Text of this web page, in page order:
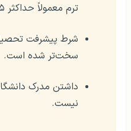
ترم معمولاً حداکثر ۱۵ ساعت در هفته است.
شرط پیشرفت
سخت‌تر شده است.
داشتن مدرک
نیست.